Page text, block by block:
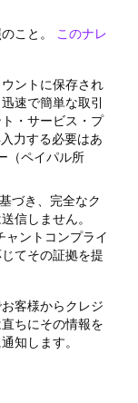
こと。
このナレ
ントに保存され
速で簡単な取引
・サービス・プ
力する必要はあ
（ペイパル所
づき、完全なク
信しません。
ャントコンプライ
てその証拠を提
客様からクレジ
ちにその情報を
知します。